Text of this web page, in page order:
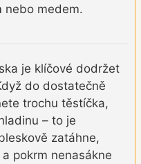
nebo medem.
je klíčové dodržet
do dostatečně
trochu těstíčka,
– to je
zatáhne,
pokrm nenasákne